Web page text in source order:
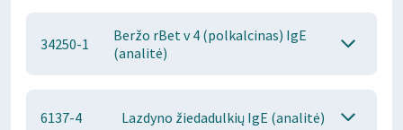
34250-1
Beržo rBet v 4 (polkalcinas) IgE
(analitė)
6137-4 Lazdyno žiedadulkių IgE (analitė)